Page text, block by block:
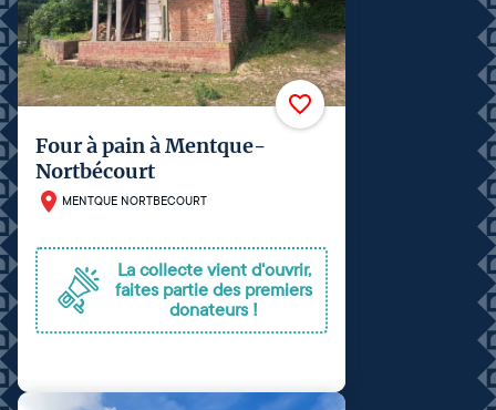
Four à pain à Mentque-
Nortbécourt
MENTQUE NORTBECOURT
La collecte vient d'ouvrir,
faites partie des premiers
donateurs !